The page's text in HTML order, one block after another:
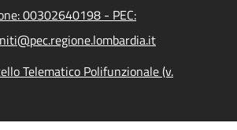
00302640198 - PEC:
Telematico Polifunzionale (v.